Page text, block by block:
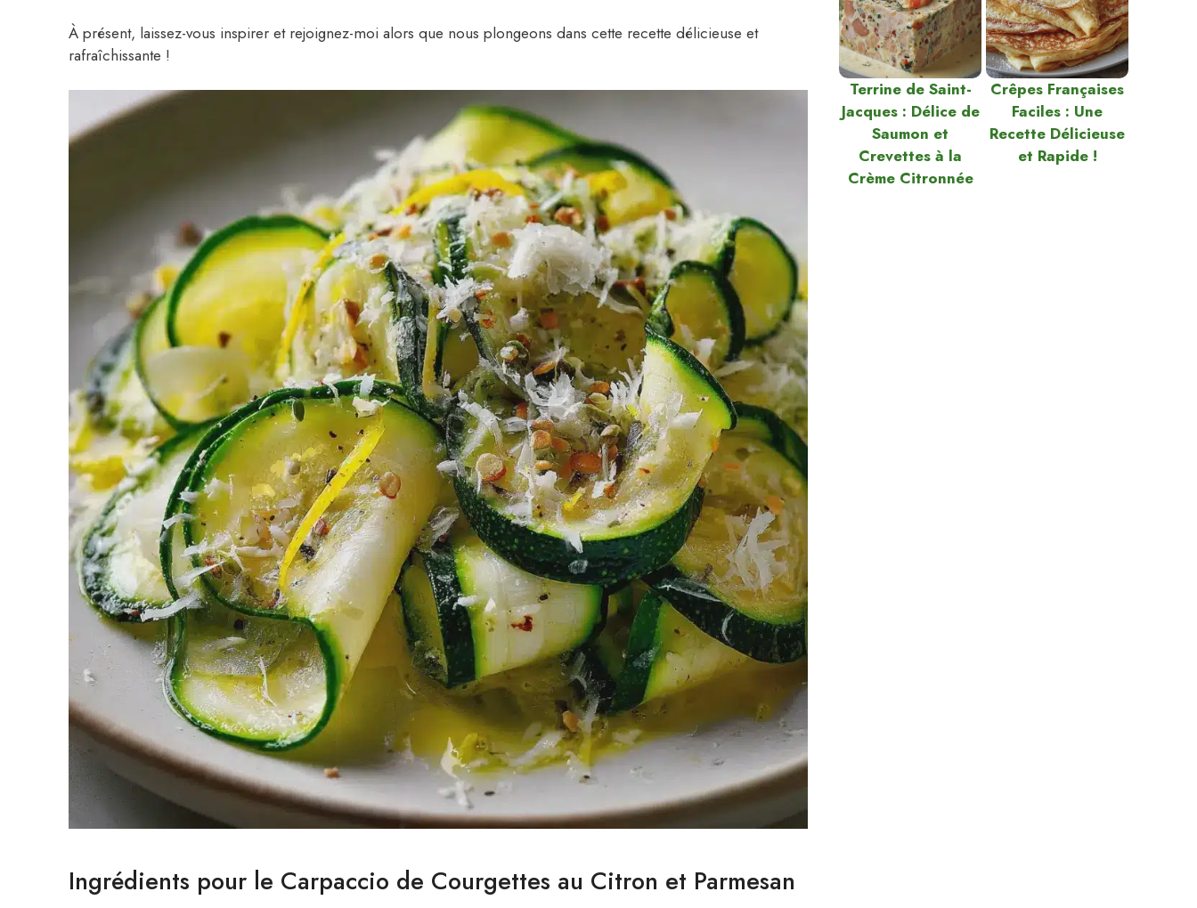
À présent, laissez-vous inspirer et rejoignez-moi alors que nous plongeons dans cette recette délicieuse et
rafraîchissante !
Ingrédients pour le Carpaccio de Courgettes au Citron et Parmesan
Terrine de Saint-
Jacques : Délice de
Saumon et
Crevettes à la
Crème Citronnée
Crêpes Françaises
Faciles : Une
Recette Délicieuse
et Rapide !